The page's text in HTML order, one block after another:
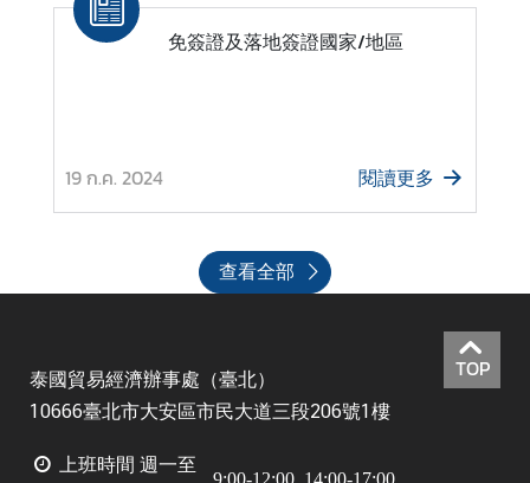
免簽證及落地簽證國家/地區
19 ก.ค. 2024 閱讀更多
查看全部
TOP
泰國貿易經濟辦事處（臺北）
10666臺北市大安區市民大道三段206號1樓
上班時間 週一至
9:00-12:00, 14:00-17:00